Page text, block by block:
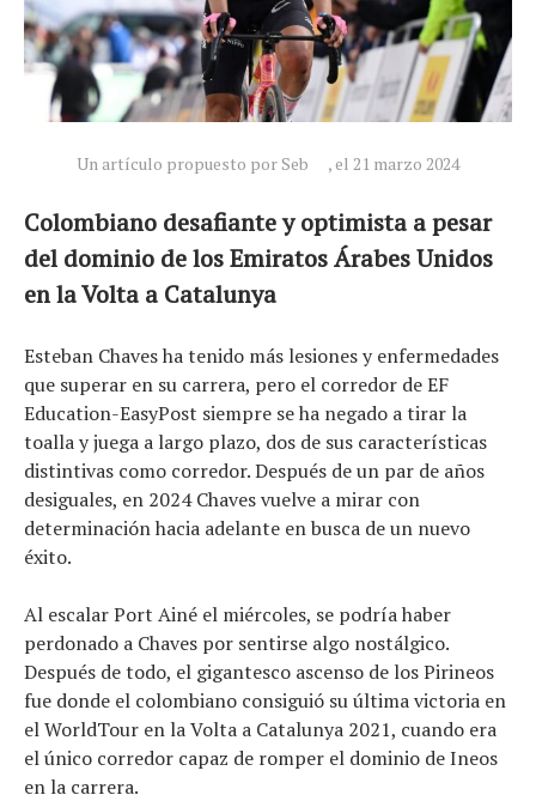
Un artículo propuesto por Seb , el 21 marzo 2024
Colombiano desafiante y optimista a pesar
del dominio de los Emiratos Árabes Unidos
en la Volta a Catalunya
Esteban Chaves ha tenido más lesiones y enfermedades
que superar en su carrera, pero el corredor de EF
Education-EasyPost siempre se ha negado a tirar la
toalla y juega a largo plazo, dos de sus características
distintivas como corredor. Después de un par de años
desiguales, en 2024 Chaves vuelve a mirar con
determinación hacia adelante en busca de un nuevo
éxito.
Al escalar Port Ainé el miércoles, se podría haber
perdonado a Chaves por sentirse algo nostálgico.
Después de todo, el gigantesco ascenso de los Pirineos
fue donde el colombiano consiguió su última victoria en
el WorldTour en la Volta a Catalunya 2021, cuando era
el único corredor capaz de romper el dominio de Ineos
en la carrera.
Noticias
Tecnologías
Revisión de productos
Tendencias
Artículos
El equipo